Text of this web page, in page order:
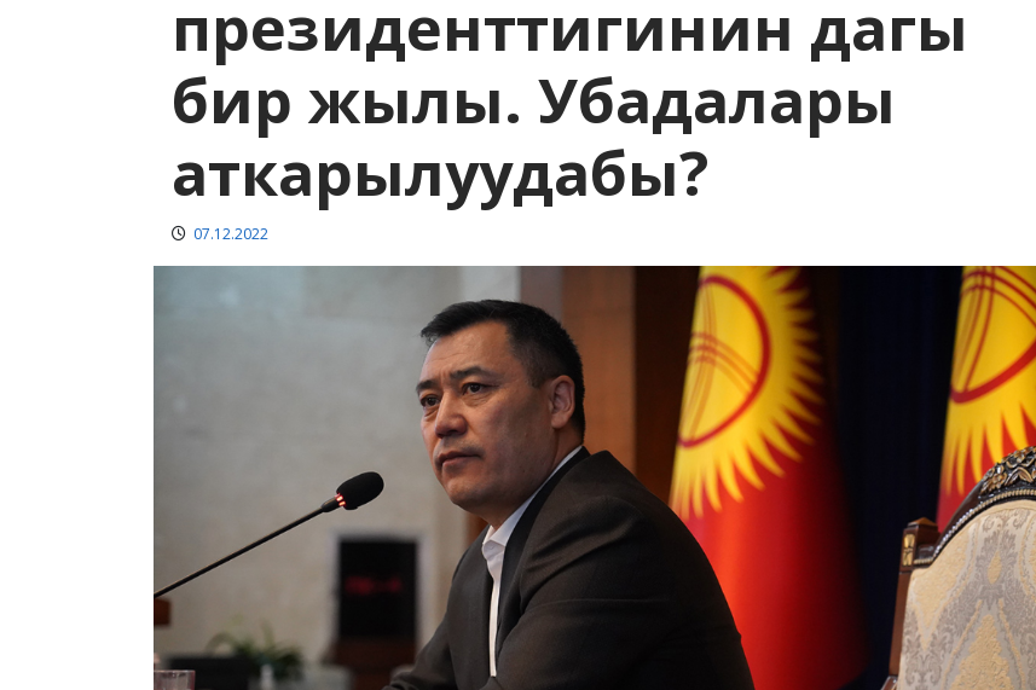
президенттигинин дагы
бир жылы. Убадалары
аткарылуудабы?
07.12.2022